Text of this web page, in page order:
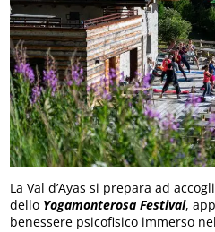
La Val d’Ayas si prepara ad
dello Yogamonterosa Festival,
benessere psicofisico immerso